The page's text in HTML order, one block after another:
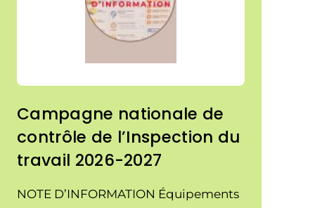
Campagne nationale de
contrôle de l’Inspection du
travail 2026-2027
NOTE D’INFORMATION Équipements